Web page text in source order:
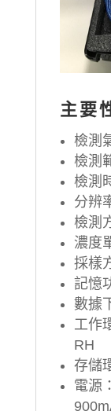
主要
檢測
檢測
檢測
分辨
檢測
濃度
採樣
記憶
數據
工作
RH
存儲
電源